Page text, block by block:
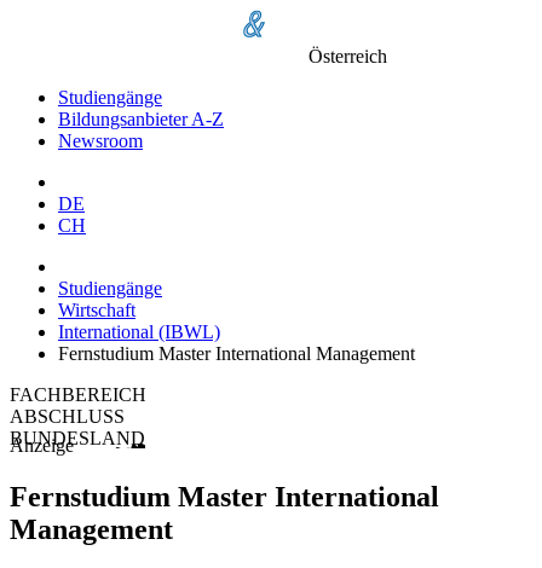
Österreich
Studiengänge
Bildungsanbieter A-Z
Newsroom
DE
CH
Studiengänge
Wirtschaft
International (IBWL)
Fernstudium Master International Management
FACHBEREICH
ABSCHLUSS
BUNDESLAND
Anzeige
Fernstudium Master International
Management